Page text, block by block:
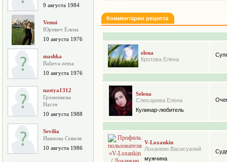
9 августа 1984
Vemsi
Юревич Елена
10 августа 1976
mashka
Balieva zema
10 августа 1976
nastya1312
Громенкова
Настя
10 августа 1988
Sevilia
Иванова Севиля
10 августа 1986
Комментарии рецепта
elena
Кротова Елена
Selena
Слюсарева Елена
Кулинар-любитель
V-Loxankin
Лоханкин Васисуалий
мужчина